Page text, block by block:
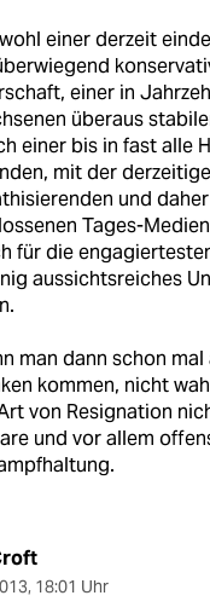
einer derzeit
einer in
überaus
einer bis in fast alle
mit der
und
Tages-
für die
aussichtsreiches
man dann schon
kommen, nicht
von Resignation
und vor allem
, 18:01 Uhr